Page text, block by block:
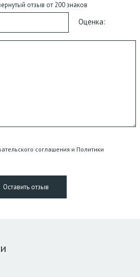
отзыв от 200 знаков
Оценка:
соглашения и Политики